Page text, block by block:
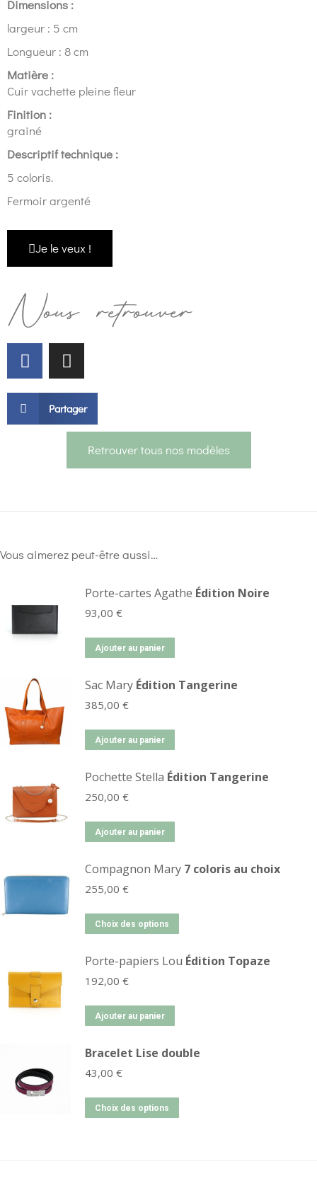
Dimensions :
largeur : 5 cm
Longueur : 8 cm
Matière :
Cuir vachette pleine fleur
Finition :
grainé
Descriptif technique :
5 coloris.
Fermoir argenté
Je le veux !
Nous retrouver
Partager
Retrouver tous nos modèles
Vous aimerez peut-être aussi…
Porte-cartes Agathe Édition Noire
93,00 €
Ajouter au panier
Sac Mary Édition Tangerine
385,00 €
Ajouter au panier
Pochette Stella Édition Tangerine
250,00 €
Ajouter au panier
Compagnon Mary 7 coloris au choix
255,00 €
Choix des options
Porte-papiers Lou Édition Topaze
192,00 €
Ajouter au panier
Bracelet Lise double
43,00 €
Choix des options